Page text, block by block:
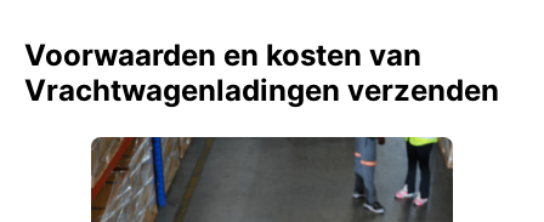
Voorwaarden en kosten van
Vrachtwagenladingen verzenden